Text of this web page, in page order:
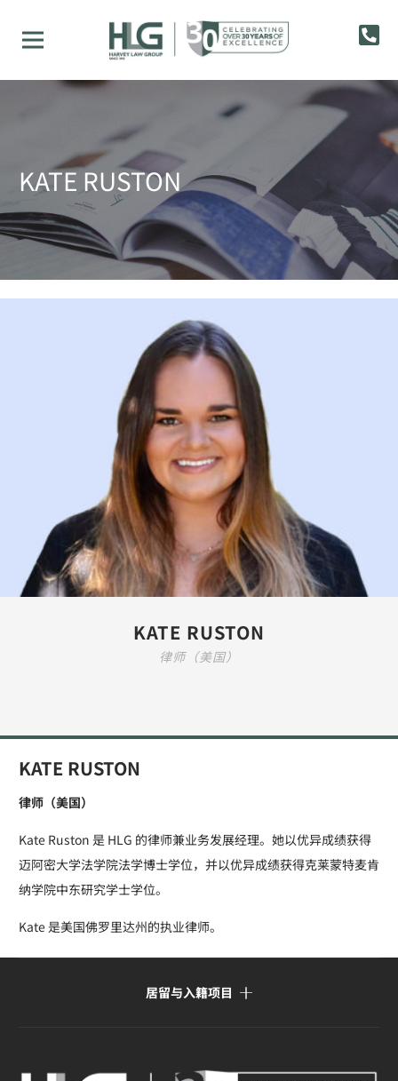
KATE RUSTON
KATE RUSTON
律师（美国）
KATE RUSTON
律师（美国）
Kate Ruston 是 HLG 的律师兼业务发展经理。她以优异成绩获得
迈阿密大学法学院法学博士学位，并以优异成绩获得克莱蒙特麦肯
纳学院中东研究学士学位。
Kate 是美国佛罗里达州的执业律师。
居留与入籍项目